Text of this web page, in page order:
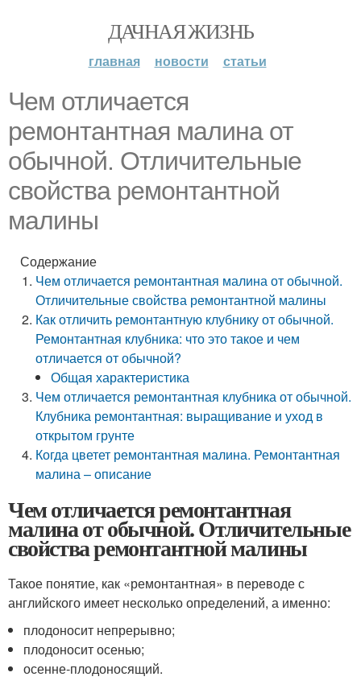
ДАЧНАЯ ЖИЗНЬ
главная новости статьи
Чем отличается
ремонтантная малина от
обычной. Отличительные
свойства ремонтантной
малины
Содержание
Чем отличается ремонтантная малина от обычной.
Отличительные свойства ремонтантной малины
Как отличить ремонтантную клубнику от обычной.
Ремонтантная клубника: что это такое и чем
отличается от обычной?
Общая характеристика
Чем отличается ремонтантная клубника от обычной.
Клубника ремонтантная: выращивание и уход в
открытом грунте
Когда цветет ремонтантная малина. Ремонтантная
малина – описание
Чем отличается ремонтантная
малина от обычной. Отличительные
свойства ремонтантной малины
Такое понятие, как «ремонтантная» в переводе с
английского имеет несколько определений, а именно:
плодоносит непрерывно;
плодоносит осенью;
осенне-плодоносящий.